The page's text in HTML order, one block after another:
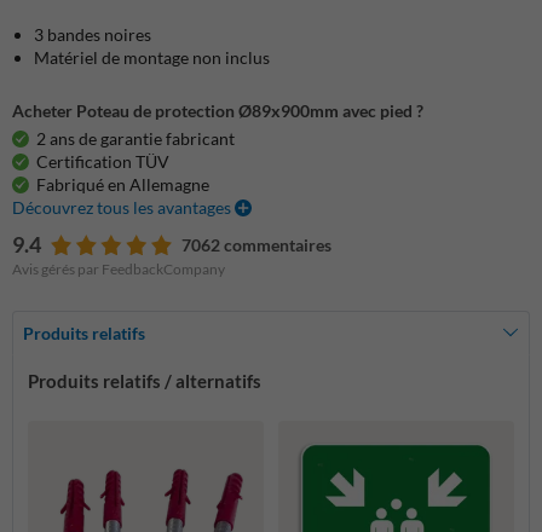
3 bandes noires
Matériel de montage non inclus
Acheter Poteau de protection Ø89x900mm avec pied ?
2 ans de garantie fabricant
Certification TÜV
Fabriqué en Allemagne
Découvrez tous les avantages
9.4 7062 commentaires
Avis gérés par FeedbackCompany
Produits relatifs
Produits relatifs / alternatifs